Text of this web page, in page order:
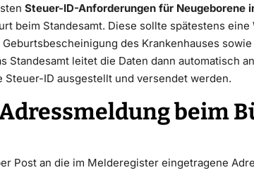
Steuer-ID-Anforderungen für Neugeborene
beim Standesamt. Diese sollte spätestens
des Krankenhauses
Standesamt leitet die Daten dann automatisch
Steuer-ID ausgestellt und versendet werden.
beim
Post an die im Melderegister eingetragene